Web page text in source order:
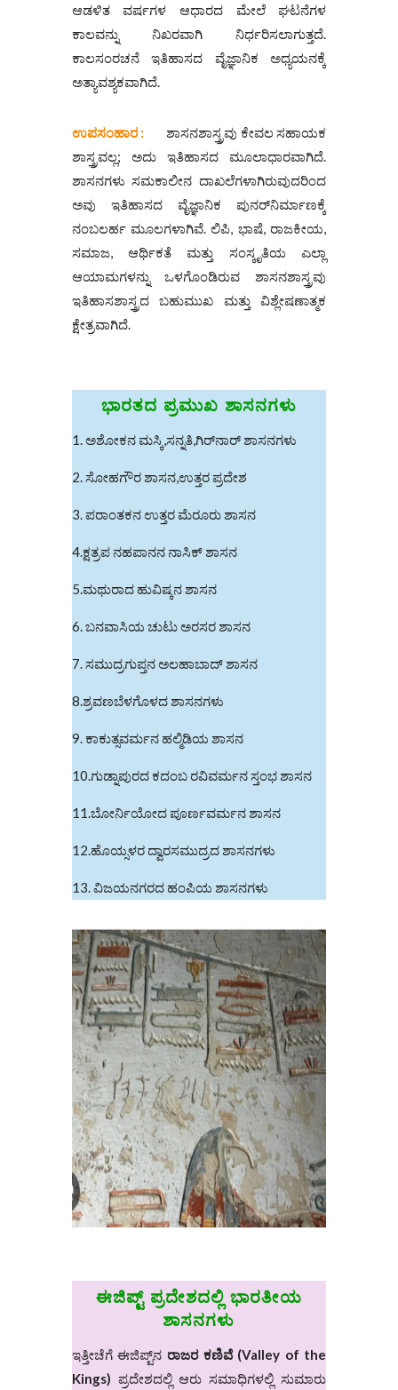
ಆಡಳಿತ ವರ್ಷಗಳ ಆಧಾರದ ಮೇಲೆ ಘಟನೆಗಳ
ಕಾಲವನ್ನು ನಿಖರವಾಗಿ ನಿರ್ಧರಿಸಲಾಗುತ್ತದೆ.
ಕಾಲಸಂರಚನೆ ಇತಿಹಾಸದ ವೈಜ್ಞಾನಿಕ ಅಧ್ಯಯನಕ್ಕೆ
ಅತ್ಯಾವಶ್ಯಕವಾಗಿದೆ.
ಉಪಸಂಹಾರ :
ಶಾಸನಶಾಸ್ತ್ರವು ಕೇವಲ ಸಹಾಯಕ
ಶಾಸ್ತ್ರವಲ್ಲ; ಅದು ಇತಿಹಾಸದ ಮೂಲಾಧಾರವಾಗಿದೆ.
ಶಾಸನಗಳು ಸಮಕಾಲೀನ ದಾಖಲೆಗಳಾಗಿರುವುದರಿಂದ
ಅವು ಇತಿಹಾಸದ ವೈಜ್ಞಾನಿಕ ಪುನರ್‌ನಿರ್ಮಾಣಕ್ಕೆ
ನಂಬಲರ್ಹ ಮೂಲಗಳಾಗಿವೆ. ಲಿಪಿ, ಭಾಷೆ, ರಾಜಕೀಯ,
ಸಮಾಜ, ಆರ್ಥಿಕತೆ ಮತ್ತು ಸಂಸ್ಕೃತಿಯ ಎಲ್ಲಾ
ಆಯಾಮಗಳನ್ನು ಒಳಗೊಂಡಿರುವ ಶಾಸನಶಾಸ್ತ್ರವು
ಇತಿಹಾಸಶಾಸ್ತ್ರದ ಬಹುಮುಖ ಮತ್ತು ವಿಶ್ಲೇಷಣಾತ್ಮಕ
ಕ್ಷೇತ್ರವಾಗಿದೆ.
ಭಾರತದ ಪ್ರಮುಖ ಶಾಸನಗಳು
1. ಅಶೋಕನ ಮಸ್ಕಿ,ಸನ್ನತಿ,ಗಿರ್‌ನಾರ್ ಶಾಸನಗಳು
2. ಸೋಹಗೌರ ಶಾಸನ,ಉತ್ತರ ಪ್ರದೇಶ
3. ಪರಾಂತಕನ ಉತ್ತರ ಮೆರೂರು ಶಾಸನ
4.ಕ್ಷತ್ರಪ ನಹಪಾನನ ನಾಸಿಕ್‌ ಶಾಸನ
5.ಮಥುರಾದ ಹುವಿಷ್ಕನ ಶಾಸನ
6. ಬನವಾಸಿಯ ಚುಟು ಅರಸರ ಶಾಸನ
7. ಸಮುದ್ರಗುಪ್ತನ ಅಲಹಾಬಾದ್‌ ಶಾಸನ
8.ಶ್ರವಣಬೆಳಗೊಳದ ಶಾಸನಗಳು
9. ಕಾಕುತ್ಸವರ್ಮನ ಹಲ್ಮಿಡಿಯ ಶಾಸನ
10.ಗುಡ್ನಾಪುರದ ಕದಂಬ ರವಿವರ್ಮನ ಸ್ತಂಭ ಶಾಸನ
11.ಬೋರ್ನಿಯೋದ ಪೂರ್ಣವರ್ಮನ ಶಾಸನ
12.ಹೊಯ್ಸಳರ ದ್ವಾರಸಮುದ್ರದ ಶಾಸನಗಳು
13. ವಿಜಯನಗರದ ಹಂಪಿಯ ಶಾಸನಗಳು
ಈಜಿಪ್ಟ್‌ ಪ್ರದೇಶದಲ್ಲಿ ಭಾರತೀಯ
ಶಾಸನಗಳು
ಇತ್ತೀಚೆಗೆ ಈಜಿಪ್ಟ್‌ನ ರಾಜರ ಕಣಿವೆ(Valley of the
Kings) ಪ್ರದೇಶದಲ್ಲಿ ಆರು ಸಮಾಧಿಗಳಲ್ಲಿ ಸುಮಾರು